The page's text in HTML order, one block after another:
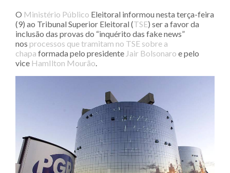
O Ministério Público Eleitoral informou nesta terça-feira
(9) ao Tribunal Superior Eleitoral (TSE) ser a favor da
inclusão das provas do “inquérito das fake news”
nos processos que tramitam no TSE sobre a
chapa formada pelo presidente Jair Bolsonaro e pelo
vice HamIlton Mourão.